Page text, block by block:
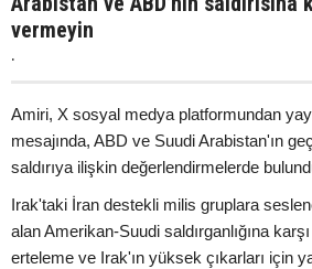
vermeyin
.
Amiri, X sosyal medya platformundan
mesajında, ABD ve Suudi Arabistan'ın
saldırıya ilişkin değerlendirmelerde
Irak'taki İran destekli milis gruplara
alan Amerikan-Suudi saldırganlığına
erteleme ve Irak'ın yüksek çıkarları için